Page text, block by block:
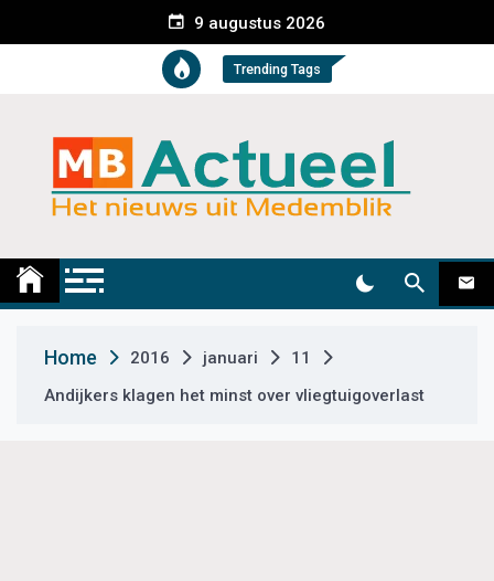
e
t
9 augustus 2026
Trending Tags
Medemblik Actueel
Home 2016 januari
11
Andijkers klagen het minst over vliegtuigoverlast